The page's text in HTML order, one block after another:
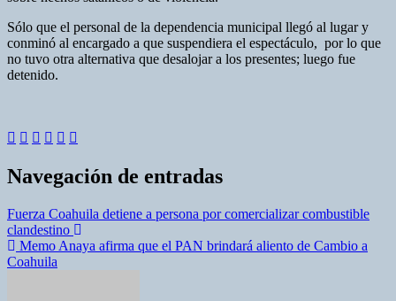
Sólo que el personal de la dependencia municipal llegó al lugar y
conminó al encargado a que suspendiera el espectáculo, por lo que
no tuvo otra alternativa que desalojar a los presentes; luego fue
detenido.
Navegación de entradas
Fuerza Coahuila detiene a persona por comercializar combustible
clandestino
Memo Anaya afirma que el PAN brindará aliento de Cambio a
Coahuila